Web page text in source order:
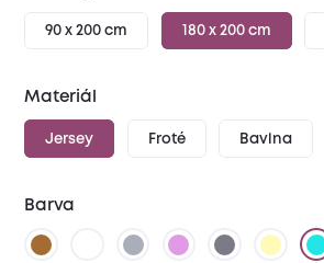
90 x 200 cm 180 x 200 cm
Materiál
Jersey Froté Bavlna
Barva